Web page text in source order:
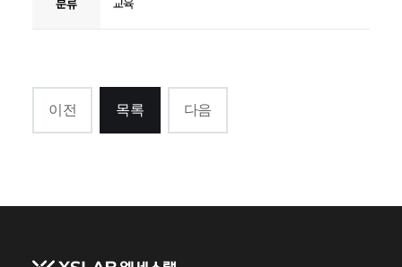
분류 교육
이전 목록 다음